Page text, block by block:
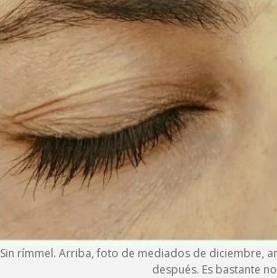
Sin rímmel. Arriba, foto de mediados de diciembre,
después. Es bastante